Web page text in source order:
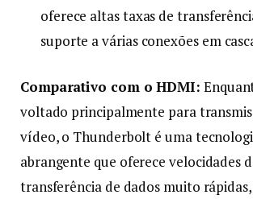
oferece altas taxas de
suporte a várias conexões em
Comparativo com o HDMI:
voltado principalmente para
vídeo, o Thunderbolt é uma
abrangente que oferece velocidades
transferência de dados muito